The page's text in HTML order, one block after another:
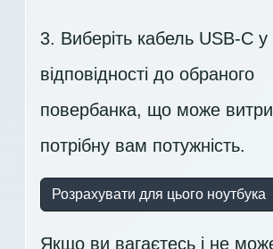
3. Виберіть кабель USB-C у
відповідності до обраного
повербанка, що може
потрібну вам потужність.
Розрахувати для цього ноутбука
Якщо ви вагаєтесь і не